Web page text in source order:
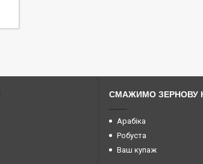
СМАЖИМО ЗЕРНОВУ
Арабіка
Робуста
Ваш купаж